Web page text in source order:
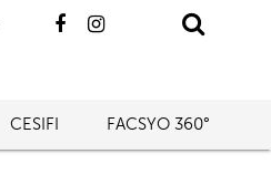
CESIFI FACSYO 360°